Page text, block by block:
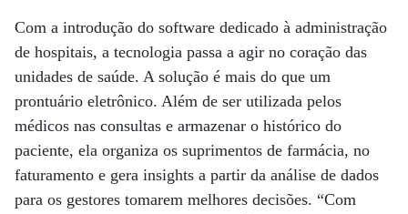
Com a introdução do software dedicado à administração
de hospitais, a tecnologia passa a agir no coração das
unidades de saúde. A solução é mais do que um
prontuário eletrônico. Além de ser utilizada pelos
médicos nas consultas e armazenar o histórico do
paciente, ela organiza os suprimentos de farmácia, no
faturamento e gera insights a partir da análise de dados
para os gestores tomarem melhores decisões. “Com